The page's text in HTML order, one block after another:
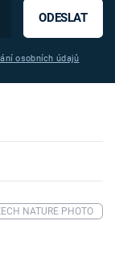
ODESLAT
osobních údajů
NATURE PHOTO